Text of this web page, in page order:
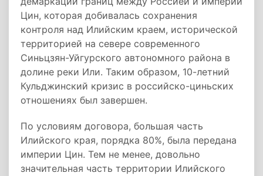
Цин, которая добивалась сохранения
контроля над Илийским краем, исторической
территорией на севере современного
Синьцзян-Уйгурского автономного района в
долине реки Или. Таким образом, 10-летний
Кульджинский кризис в российско-циньских
отношениях был завершен.
По условиям договора, большая часть
Илийского края, порядка 80%, была передана
империи Цин. Тем не менее, довольно
значительная часть территории Илийского